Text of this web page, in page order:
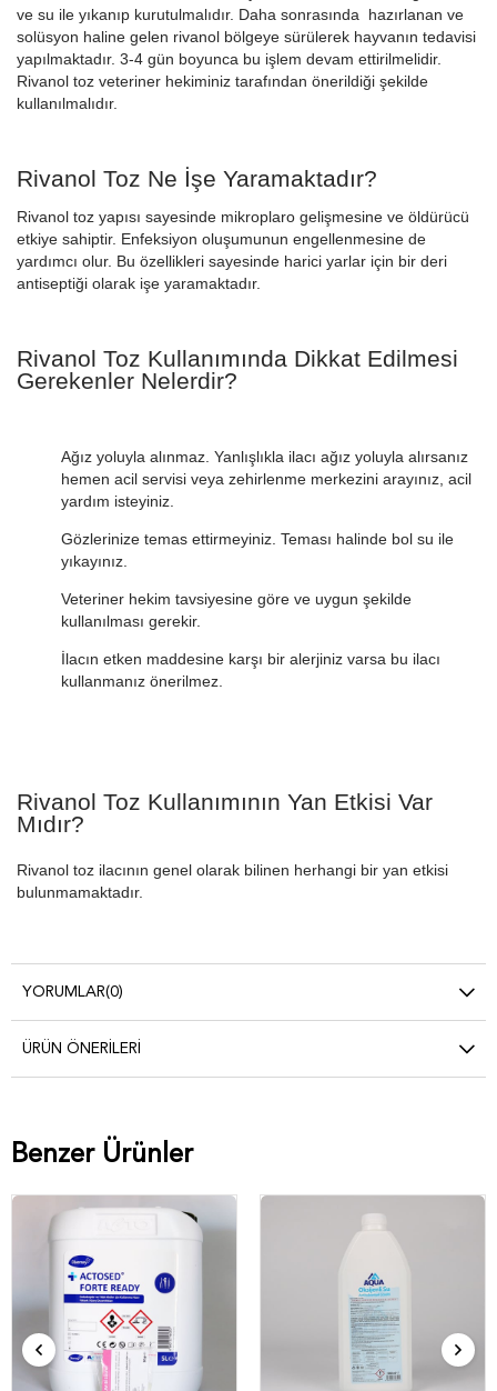
ve su ile yıkanıp kurutulmalıdır. Daha sonrasında hazırlanan ve
solüsyon haline gelen rivanol bölgeye sürülerek hayvanın tedavisi
yapılmaktadır. 3-4 gün boyunca bu işlem devam ettirilmelidir.
Rivanol toz veteriner hekiminiz tarafından önerildiği şekilde
kullanılmalıdır.
Rivanol Toz Ne İşe Yaramaktadır?
Rivanol toz yapısı sayesinde mikroplaro gelişmesine ve öldürücü
etkiye sahiptir. Enfeksiyon oluşumunun engellenmesine de
yardımcı olur. Bu özellikleri sayesinde harici yarlar için bir deri
antiseptiği olarak işe yaramaktadır.
Rivanol Toz Kullanımında Dikkat Edilmesi
Gerekenler Nelerdir?
Ağız yoluyla alınmaz. Yanlışlıkla ilacı ağız yoluyla alırsanız
hemen acil servisi veya zehirlenme merkezini arayınız, acil
yardım isteyiniz.
Gözlerinize temas ettirmeyiniz. Teması halinde bol su ile
yıkayınız.
Veteriner hekim tavsiyesine göre ve uygun şekilde
kullanılması gerekir.
İlacın etken maddesine karşı bir alerjiniz varsa bu ilacı
kullanmanız önerilmez.
Rivanol Toz Kullanımının Yan Etkisi Var
Mıdır?
Rivanol toz ilacının genel olarak bilinen herhangi bir yan etkisi
bulunmamaktadır.
YORUMLAR(0)
ÜRÜN ÖNERILERI
Benzer Ürünler